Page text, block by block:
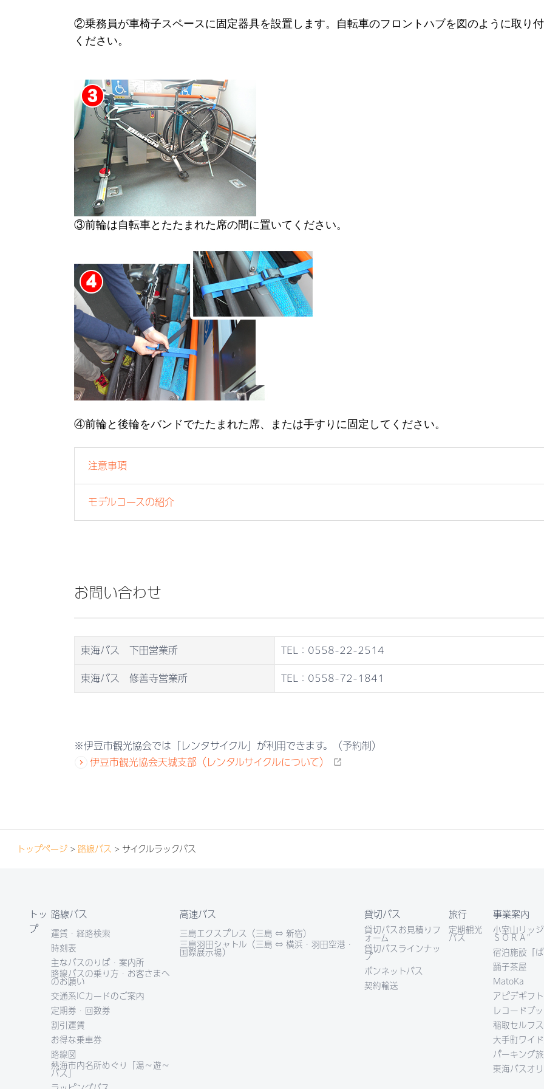
②乗務員が車椅子スペースに固定器具を設置します。自転車のフロントハブを図のように取り
ください。
③前輪は自転車とたたまれた席の間に置いてください。
④前輪と後輪をバンドでたたまれた席、または手すりに固定してください。
注意事項
モデルコースの紹介
お問い合わせ
東海バス 下田営業所 TEL：0558-22-2514
東海バス 修善寺営業所 TEL：0558-72-1841
※伊豆市観光協会では「レンタサイクル」が利用できます。（予約制）
伊豆市観光協会天城支部（レンタルサイクルについて）
トップページ > 路線バス > サイクルラックバス
トッ
プ
路線バス
運賃・経路検索
時刻表
主なバスのりば・案内所
路線バスの乗り方・お客さまへ
のお願い
交通系ICカードのご案内
定期券・回数券
割引運賃
お得な乗車券
路線図
熱海市内名所めぐり「湯～遊～
バス」
高速バス
三島エクスプレス（三島 ⇔ 新宿）
三島羽田シャトル（三島 ⇔ 横浜・羽田空港・
国際展示場）
貸切バス
貸切バスお見積りフ
ォーム
貸切バスラインナッ
プ
ボンネットバス
契約輸送
旅行
定期観光
バス
事業案内
小室山リッジ
ＳＯＲＡ”
宿泊施設「ば
踊子茶屋
MatoKa
アピデギフ
レコードブ
稲取セルフ
大手町ワイ
パーキング
東海バスオ